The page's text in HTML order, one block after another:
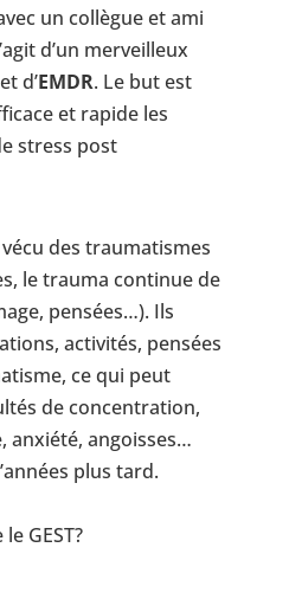
un collègue et ami
d’un merveilleux
d’EMDR. Le but est
et rapide les
stress post
des traumatismes
le trauma continue de
pensées…). Ils
activités, pensées
ce qui peut
de concentration,
anxiété, angoisses…
plus tard.
GEST?